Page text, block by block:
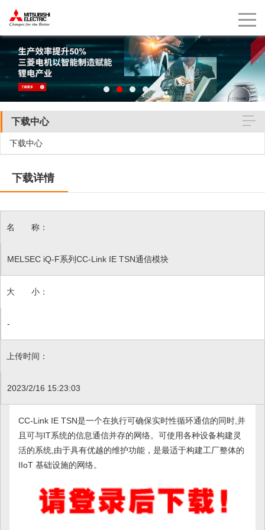
下载中心
下载中心
下载详情
名 称：
MELSEC iQ-F系列CC-Link IE TSN通信模块
大 小：
-
上传时间：
2023/2/16 15:23:03
CC-Link IE TSN是一个在执行可确保实时性循环通信的同时,并
且可与IT系统的信息通信并存的网络。可使用各种设备构建灵
活的系统,由于具有优越的维护功能，是最适于构建工厂整体的
IIoT 基础设施的网络。